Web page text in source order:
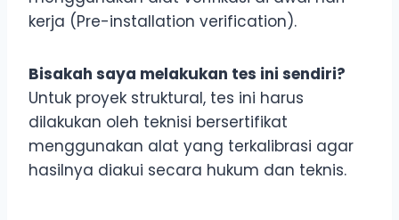
kerja (Pre-installation verification).
Bisakah saya melakukan tes ini sendiri?
Untuk proyek struktural, tes ini harus
dilakukan oleh teknisi bersertifikat
menggunakan alat yang terkalibrasi agar
hasilnya diakui secara hukum dan teknis.